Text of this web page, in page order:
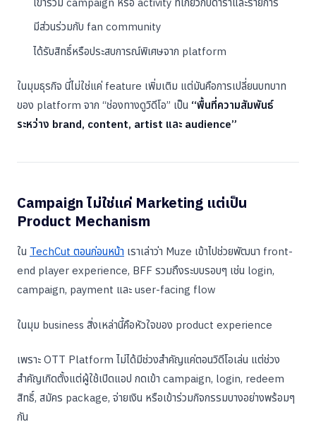
มีส่วนร่วมกับ fan community
ได้รับสิทธิ์หรือประสบการณ์พิเศษจาก platform
ในมุมธุรกิจ นี่ไม่ใช่แค่ feature เพิ่มเติม แต่มันคือการเปลี่ยนบทบาท
ของ platform จาก “ช่องทางดูวิดีโอ” เป็น “พื้นที่ความสัมพันธ์
ระหว่าง brand, content, artist และ audience”
Campaign ไม่ใช่แค่ Marketing แต่เป็น
Product Mechanism
ใน TechCut ตอนก่อนหน้า เราเล่าว่า Muze เข้าไปช่วยพัฒนา front-
end player experience, BFF รวมถึงระบบรอบๆ เช่น login,
campaign, payment และ user-facing flow
ในมุม business สิ่งเหล่านี้คือหัวใจของ product experience
เพราะ OTT Platform ไม่ได้มีช่วงสำคัญแค่ตอนวิดีโอเล่น แต่ช่วง
สำคัญเกิดตั้งแต่ผู้ใช้เปิดแอป กดเข้า campaign, login, redeem
สิทธิ์, สมัคร package, จ่ายเงิน หรือเข้าร่วมกิจกรรมบางอย่างพร้อมๆ
กัน